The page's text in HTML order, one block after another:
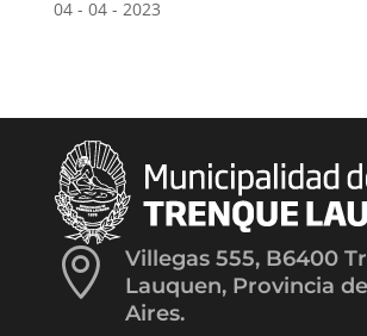
04 - 04 - 2023

Villegas 555, B6400
Lauquen, Provincia
Aires.